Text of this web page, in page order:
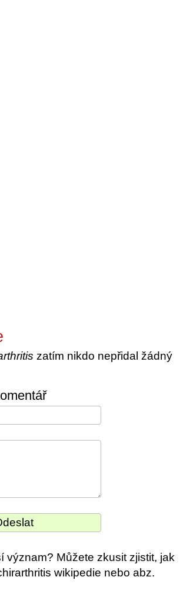
zatím nikdo nepřidal žádný
význam? Můžete zkusit zjistit, jak
wikipedie nebo abz.